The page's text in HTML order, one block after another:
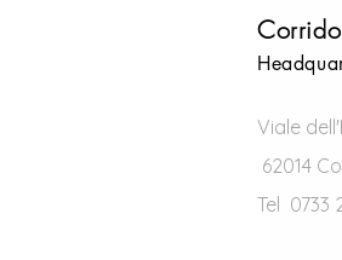
Viale
62014
Tel 0733